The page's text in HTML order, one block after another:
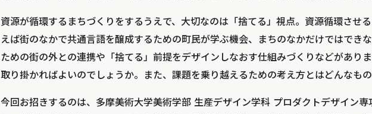
資源が循環するまちづくりをするうえで、大切なのは「捨てる」視点。資源循環させ
えば街のなかで共通言語を醸成するための町民が学ぶ機会、まちのなかだけではでき
ための街の外との連携や「捨てる」前提をデザインしなおす仕組みづくりなどがあり
取り掛かればよいのでしょうか。また、課題を乗り越えるための考え方とはどんなも
今回お招きするのは、多摩美術大学美術学部 生産デザイン学科 プロダクトデザイン